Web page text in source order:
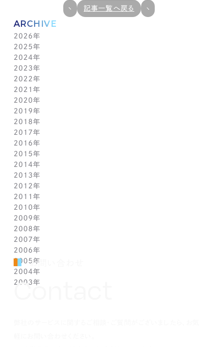
ARCHIVE
2026年
7月(1)
6月(1)
5月(1)
4月(1)
3月(1)
2月(1)
1月(1)
2025年
12月(1)
11月(1)
10月(1)
9月(1)
8月(1)
7月(1)
6月(1)
5月(1)
4月(1)
3月(1)
2月(1)
1月(2)
2024年
11月(1)
10月(1)
9月(1)
8月(1)
7月(1)
6月(1)
5月(1)
4月(1)
3月(1)
2月(1)
1月(2)
2023年
11月(1)
10月(1)
9月(1)
8月(1)
7月(1)
6月(1)
5月(1)
4月(1)
3月(1)
2月(1)
1月(2)
2022年
11月(1)
10月(1)
9月(1)
8月(1)
7月(1)
6月(1)
5月(1)
4月(1)
3月(2)
1月(2)
2021年
11月(1)
10月(1)
9月(1)
8月(1)
7月(1)
6月(1)
5月(1)
4月(1)
3月(1)
2月(1)
1月(2)
2020年
11月(2)
9月(2)
7月(1)
6月(2)
5月(2)
4月(3)
3月(2)
2月(1)
2019年
12月(2)
10月(1)
9月(2)
7月(1)
6月(2)
4月(1)
3月(1)
2月(1)
1月(1)
2018年
12月(1)
11月(1)
10月(1)
9月(2)
8月(1)
7月(1)
5月(1)
4月(1)
3月(1)
2月(1)
1月(1)
2017年
12月(1)
11月(1)
10月(1)
9月(1)
8月(1)
7月(1)
6月(1)
5月(1)
4月(1)
3月(1)
2月(1)
1月(1)
2016年
12月(1)
11月(1)
10月(1)
9月(1)
8月(1)
7月(1)
6月(1)
5月(1)
4月(1)
3月(1)
2月(1)
1月(1)
2015年
12月(1)
11月(1)
10月(1)
9月(1)
8月(1)
7月(1)
6月(1)
5月(1)
4月(1)
3月(1)
2月(1)
1月(1)
2014年
12月(1)
11月(1)
10月(1)
9月(1)
8月(1)
7月(1)
6月(1)
5月(1)
4月(1)
3月(1)
2月(1)
2013年
12月(1)
11月(1)
10月(1)
9月(1)
8月(1)
7月(1)
6月(1)
5月(1)
4月(1)
3月(1)
2012年
12月(1)
11月(1)
10月(1)
9月(1)
8月(1)
7月(1)
6月(1)
5月(1)
4月(1)
2011年
12月(1)
11月(1)
10月(1)
9月(1)
8月(1)
7月(1)
6月(1)
5月(1)
2010年
12月(1)
11月(1)
10月(1)
9月(1)
8月(1)
7月(1)
6月(1)
2009年
12月(1)
11月(1)
10月(1)
9月(1)
8月(1)
7月(1)
2008年
12月(1)
11月(1)
10月(1)
9月(1)
8月(1)
2007年
12月(1)
11月(1)
10月(1)
9月(1)
2006年
12月(1)
11月(1)
10月(1)
2005年
12月(1)
11月(1)
2004年
12月(1)
2003年
記事一覧へ戻る
お問い合わせ
Contact